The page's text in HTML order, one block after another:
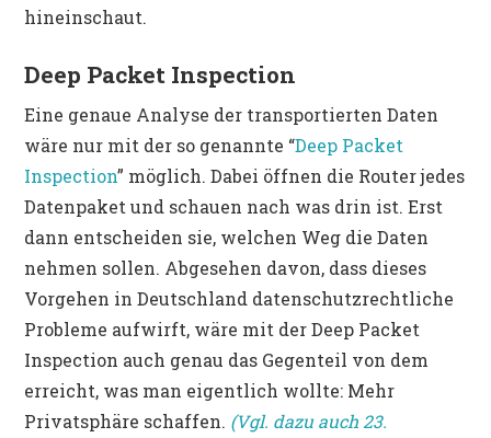
hineinschaut.
Deep Packet Inspection
Eine genaue Analyse der transportierten Daten
wäre nur mit der so genannte “Deep Packet
Inspection” möglich. Dabei öffnen die Router jedes
Datenpaket und schauen nach was drin ist. Erst
dann entscheiden sie, welchen Weg die Daten
nehmen sollen. Abgesehen davon, dass dieses
Vorgehen in Deutschland datenschutzrechtliche
Probleme aufwirft, wäre mit der Deep Packet
Inspection auch genau das Gegenteil von dem
erreicht, was man eigentlich wollte: Mehr
Privatsphäre schaffen. (Vgl. dazu auch 23.